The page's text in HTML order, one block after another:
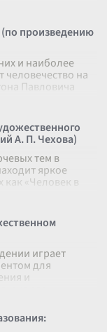
произведению
и наиболее
на
Павловича
А. П. Чехова)
тем в
яркое
как «Человек в
играет
для
и
раз